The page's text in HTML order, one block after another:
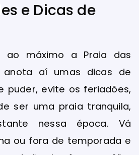
e Dicas de
ao máximo a Praia das
anota aí umas dicas de
puder, evite os feriadões,
ser uma praia tranquila,
nessa época. Vá
ou fora de temporada e